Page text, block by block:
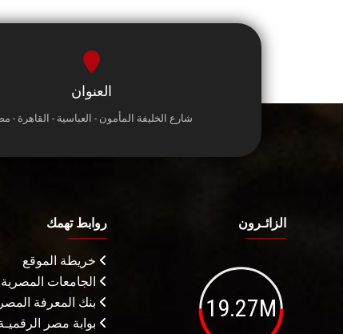
العنوان
شارع الخليفة المأمون - العباسية - القاهرة -
الزائـرون
19.27M
روابط تهمك
خريطة الموقع
الجامعات المصرية
بنك المعرفة
بوابة مصر